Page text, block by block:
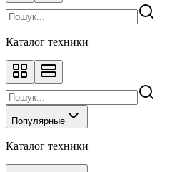
Каталог техники
Популярные
Каталог техники